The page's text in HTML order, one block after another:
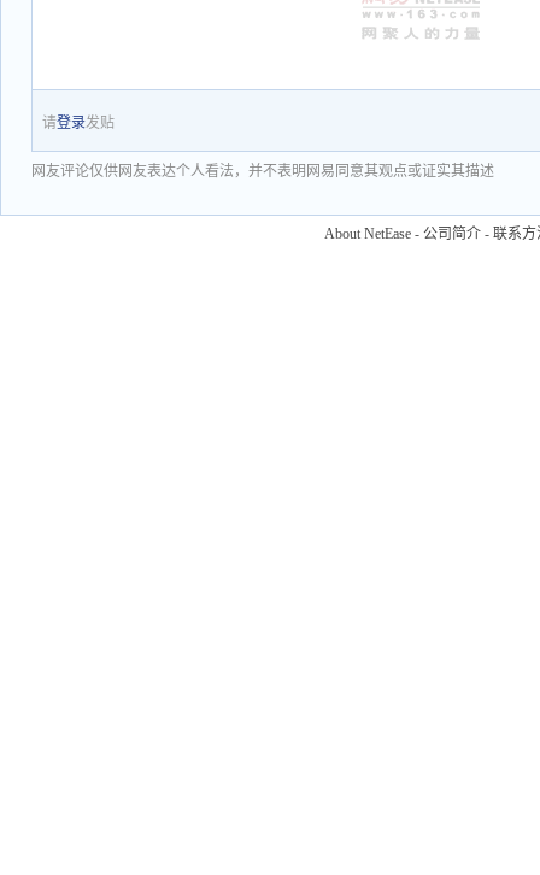
请登录发贴
网友评论仅供网友表达个人看法，并不表明网易同意其观点或证实其描述
About NetEase - 公司简介 - 联系方